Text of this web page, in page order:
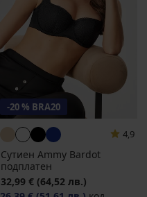
-20 % BRA20
4,9
Сутиен Ammy Bardot
подплатен
32,99 € (64,52 лв.)